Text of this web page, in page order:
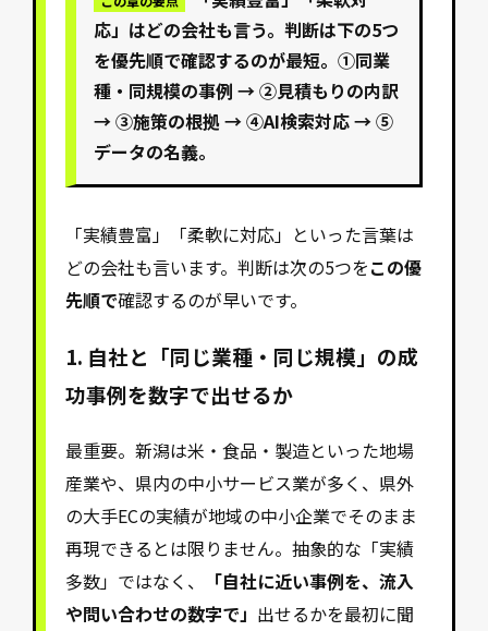
応」はどの会社も言う。判断は下の5つ
を優先順で確認するのが最短。①同業
種・同規模の事例 → ②見積もりの内訳
→ ③施策の根拠 → ④AI検索対応 → ⑤
データの名義。
「実績豊富」「柔軟に対応」といった言葉は
どの会社も言います。判断は次の5つをこの優
先順で確認するのが早いです。
1. 自社と「同じ業種・同じ規模」の成
功事例を数字で出せるか
最重要。新潟は米・食品・製造といった地場
産業や、県内の中小サービス業が多く、県外
の大手ECの実績が地域の中小企業でそのまま
再現できるとは限りません。抽象的な「実績
多数」ではなく、
「自社に近い事例を、流入
や問い合わせの数字で」 出せるかを最初に聞